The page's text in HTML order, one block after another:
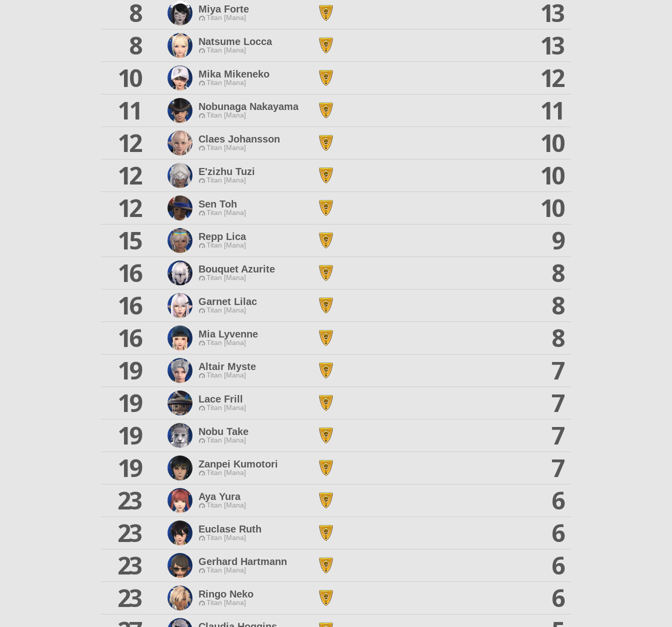
8
Miya Forte
Titan [Mana]
13
8
Natsume Locca
Titan [Mana]
13
10
Mika Mikeneko
Titan [Mana]
12
11
Nobunaga Nakayama
Titan [Mana]
11
12
Claes Johansson
Titan [Mana]
10
12
E'zizhu Tuzi
Titan [Mana]
10
12
Sen Toh
Titan [Mana]
10
15
Repp Lica
Titan [Mana]
9
16
Bouquet Azurite
Titan [Mana]
8
16
Garnet Lilac
Titan [Mana]
8
16
Mia Lyvenne
Titan [Mana]
8
19
Altair Myste
Titan [Mana]
7
19
Lace Frill
Titan [Mana]
7
19
Nobu Take
Titan [Mana]
7
19
Zanpei Kumotori
Titan [Mana]
7
23
Aya Yura
Titan [Mana]
6
23
Euclase Ruth
Titan [Mana]
6
23
Gerhard Hartmann
Titan [Mana]
6
23
Ringo Neko
Titan [Mana]
6